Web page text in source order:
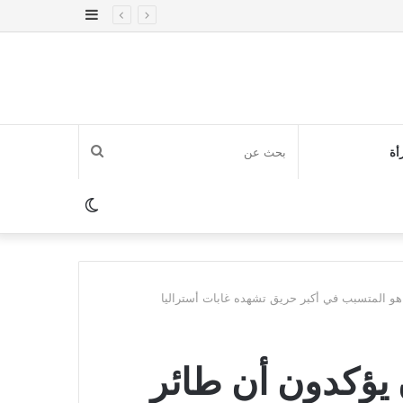
إضافة
بحث
عنالوضع
المظلم
المتسبب في أكبر حريق تشهده غابات أستراليا
يؤكدون أن طائر